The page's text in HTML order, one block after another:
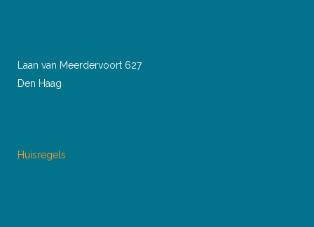
Laan van Meerdervoort 627
Den Haag
Huisregels